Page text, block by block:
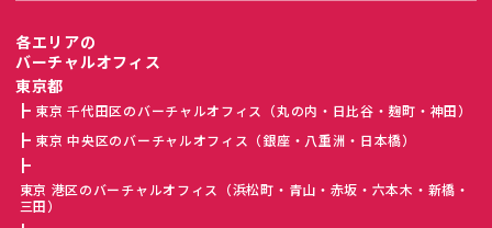
各エリアの
バーチャルオフィス
東京都
東京 千代田区のバーチャルオフィス（丸の内・日比谷・麹町・神田）
東京 中央区のバーチャルオフィス（銀座・八重洲・日本橋）
東京 港区のバーチャルオフィス（浜松町・青山・赤坂・六本木・新橋・
三田）